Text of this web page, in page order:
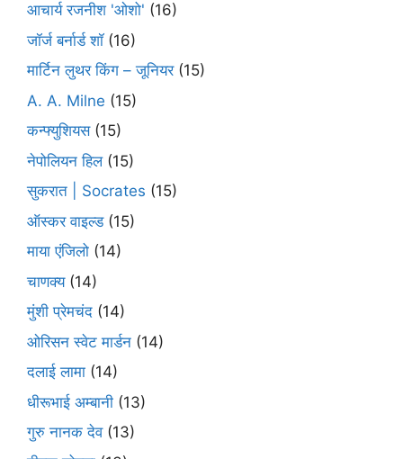
आचार्य रजनीश 'ओशो' (16)
जॉर्ज बर्नार्ड शॉ(16)
मार्टिन लुथर किंग – जूनियर(15)
A. A. Milne (15)
कन्फ्युशियस(15)
नेपोलियन हिल(15)
सुकरात | Socrates (15)
ऑस्कर वाइल्ड(15)
माया एंजिलो (14)
चाणक्य(14)
मुंशी प्रेमचंद (14)
ओरिसन स्‍वेट मार्डन (14)
दलाई लामा (14)
धीरूभाई अम्बानी (13)
गुरु नानक देव(13)